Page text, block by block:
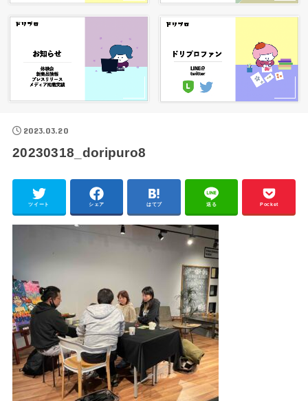
2023.03.20
20230318_doripuro8
ツイート シェア はてブ 送る Pocket